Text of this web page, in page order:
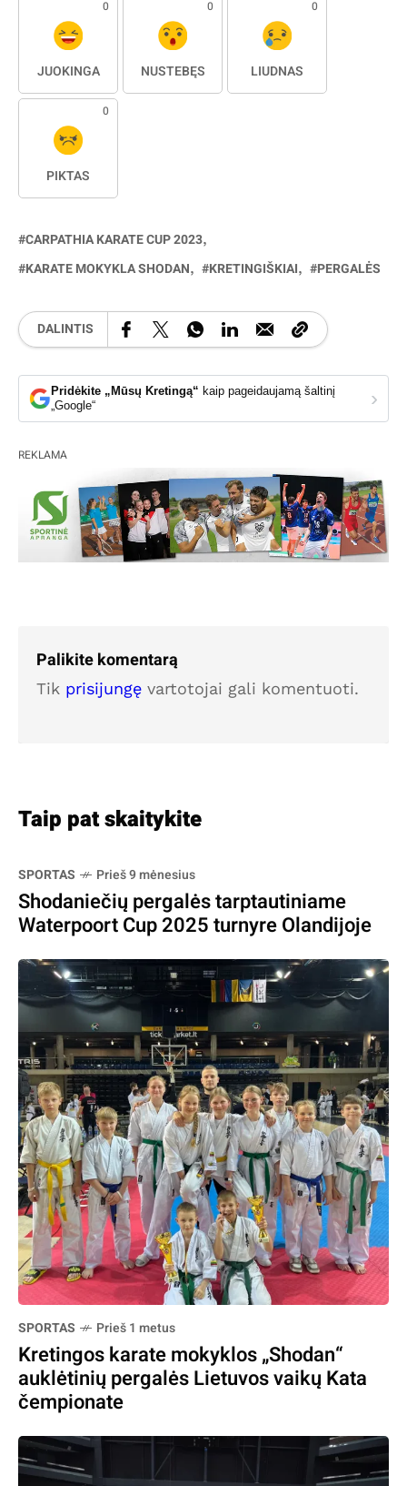
0
JUOKINGA
0
NUSTEBĘS
0
LIŪDNAS
0
PIKTAS
CARPATHIA KARATE CUP 2023
KARATE MOKYKLA SHODAN
KRETINGIŠKIAI PERGALĖS
DALINTIS
Pridėkite „Mūsų Kretingą“ kaip pageidaujamą šaltinį
„Google“
›
REKLAMA
Palikite komentarą
Tik prisijungę vartotojai gali komentuoti.
Taip pat skaitykite
SPORTAS Prieš 9 mėnesius
Shodaniečių pergalės tarptautiniame
Waterpoort Cup 2025 turnyre Olandijoje
SPORTAS Prieš 1 metus
Kretingos karate mokyklos „Shodan“
auklėtinių pergalės Lietuvos vaikų Kata
čempionate